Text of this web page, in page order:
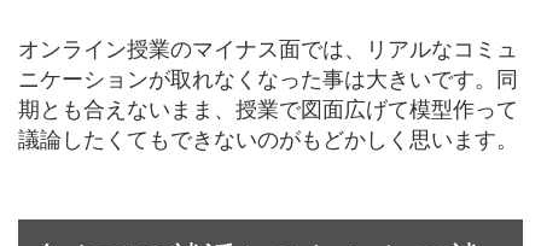
オンライン授業のマイナス面では、リアルなコミュ
ニケーションが取れなくなった事は大きいです。同
期とも合えないまま、授業で図面広げて模型作って
議論したくてもできないのがもどかしく思います。